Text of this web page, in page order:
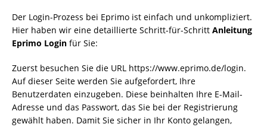
Der Login-Prozess bei Eprimo ist einfach und unkompliziert.
Hier haben wir eine detaillierte Schritt-für-Schritt Anleitung
Eprimo Login für Sie:
Zuerst besuchen Sie die URL https://www.eprimo.de/login.
Auf dieser Seite werden Sie aufgefordert, Ihre
Benutzerdaten einzugeben. Diese beinhalten Ihre E-Mail-
Adresse und das Passwort, das Sie bei der Registrierung
gewählt haben. Damit Sie sicher in Ihr Konto gelangen,